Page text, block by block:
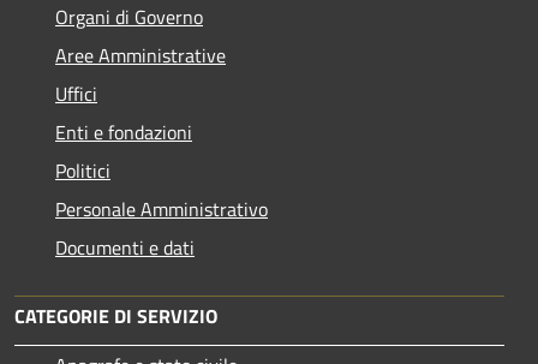
Organi di Governo
Aree Amministrative
Uffici
Enti e fondazioni
Politici
Personale Amministrativo
Documenti e dati
CATEGORIE DI SERVIZIO